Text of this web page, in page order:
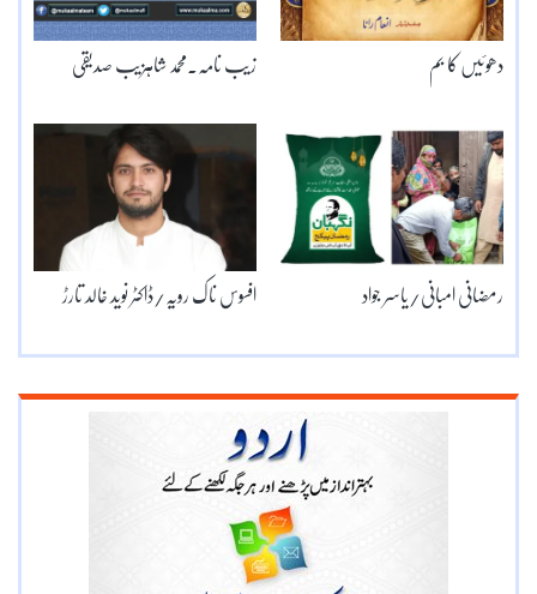
زیب نامہ۔محمد شاہزیب صدیقی دھوئیں کا بم
افسوس ناک رویہ/ڈاکٹر نوید خالد تارڑ رمضانی امبانی/یاسر جواد